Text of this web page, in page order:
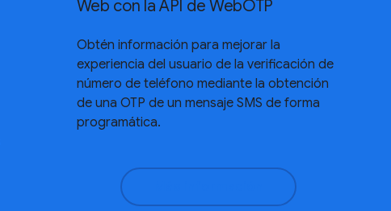
Web con la API de WebOTP
Obtén información para mejorar la
experiencia del usuario de la verificación de
número de teléfono mediante la obtención
de una OTP de un mensaje SMS de forma
programática.